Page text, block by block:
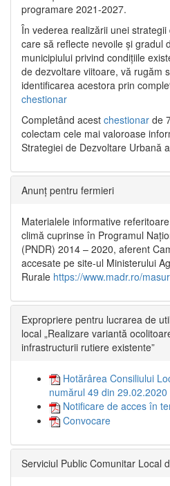
programare 2021-2027.
În vederea realizării unei
care să reflecte nevoile și gradul
municipiului privind condițiile
de dezvoltare viitoare, vă rugăm
identificarea acestora prin
chestionar
Completând acest chestionar de
colectam cele mai valoroase
Strategiei de Dezvoltare Urbană
Anunț pentru fermieri
Materialele informative
climă cuprinse în Programul
(PNDR) 2014 – 2020, aferent
accesate pe site-ul Ministerului
Rurale https://www.madr.ro/
Expropriere pentru lucrarea de
local „Realizare variantă
infrastructurii rutiere existente”
Hotărârea Consiliului
numărul 49 din 29.02.2020
Notificare de acces în
Convocare
Serviciul Public Comunitar Local